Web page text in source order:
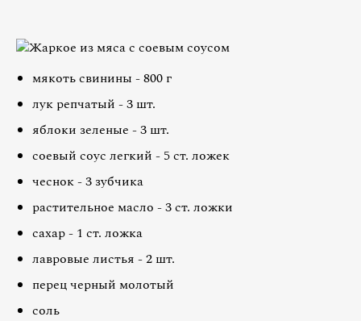
мякоть свинины - 800 г
лук репчатый - 3 шт.
яблоки зеленые - 3 шт.
соевый соус легкий - 5 ст. ложек
чеснок - 3 зубчика
растительное масло - 3 ст. ложки
сахар - 1 ст. ложка
лавровые листья - 2 шт.
перец черный молотый
соль